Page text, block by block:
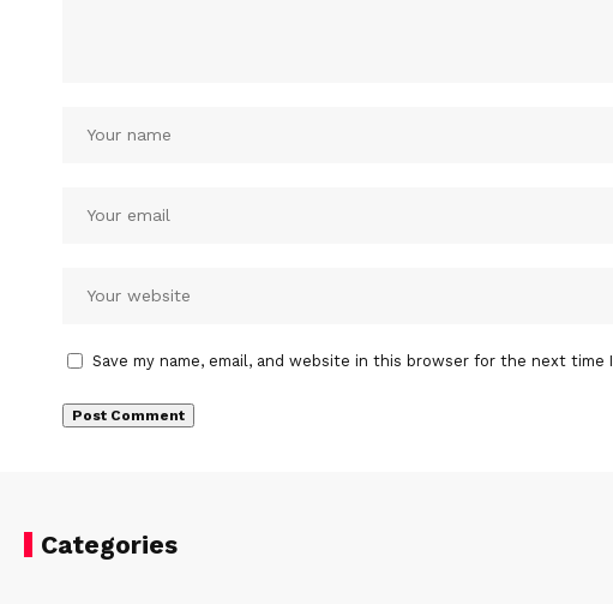
Save my name, email, and website in this browser for the next time
Categories